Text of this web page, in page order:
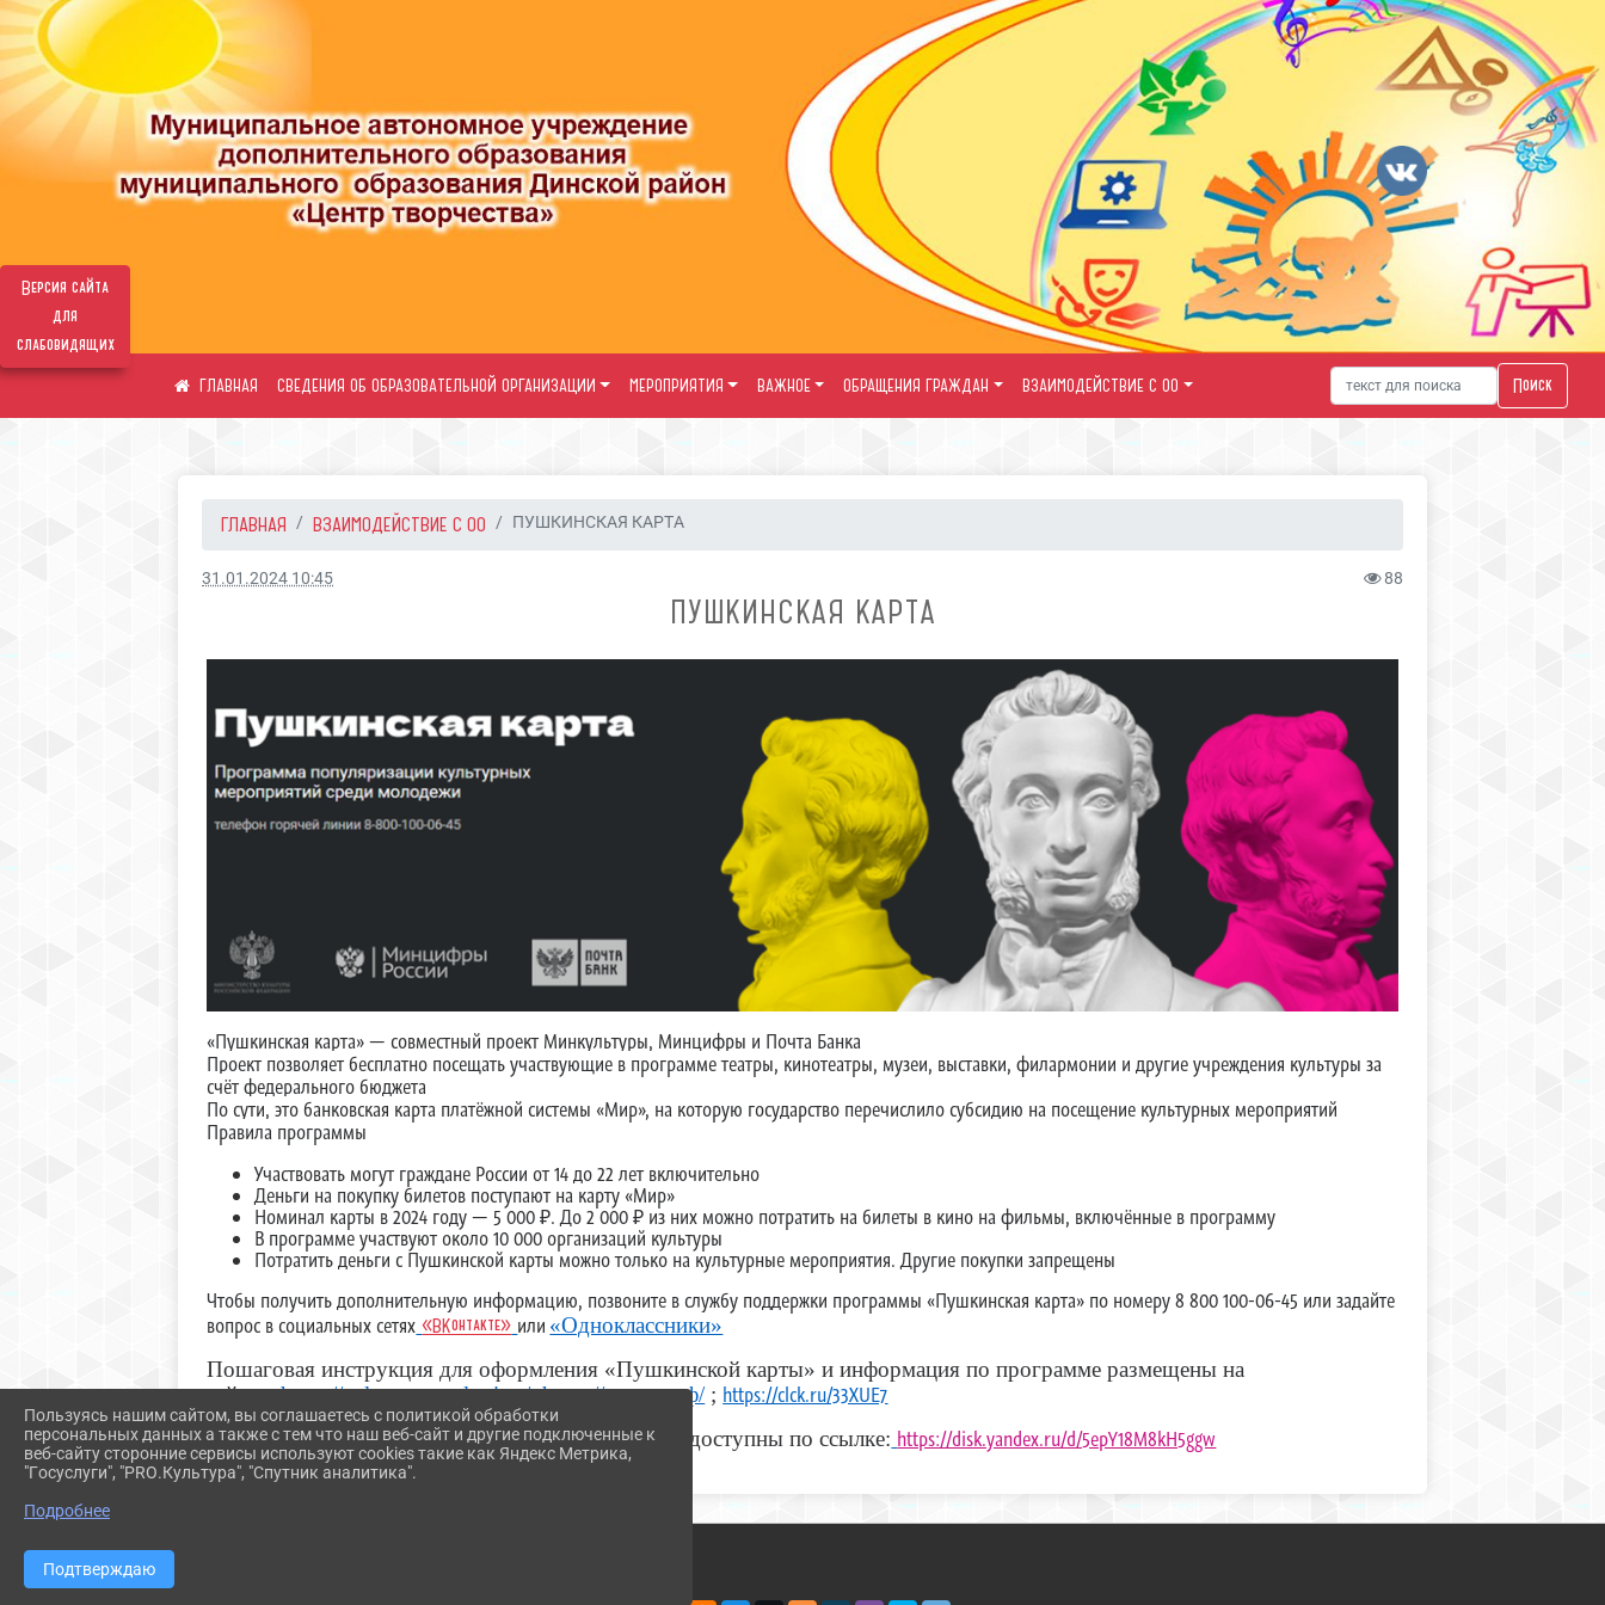
Версия сайта
для
слабовидящих
СВЕДЕНИЯ ОБ ОБРАЗОВАТЕЛЬНОЙ ОРГАНИЗАЦИИ МЕРОПРИЯТИЯ ВАЖНОЕ ОБРАЩЕНИЯ ГРАЖДАН ВЗАИМОДЕЙСТВИЕ С ОО Поиск
ГЛАВНАЯ ВЗАИМОДЕЙСТВИЕ С ОО ПУШКИНСКАЯ КАРТА
31.01.2024 10:45 88
ПУШКИНСКАЯ КАРТА
«Пушкинская карта» — совместный проект Минкультуры, Минцифры и Почта Банка
Проект позволяет бесплатно посещать участвующие в программе театры, кинотеатры, музеи, выставки, филармонии и другие учреждения культуры за
счёт федерального бюджета
По сути, это банковская карта платёжной системы «Мир», на которую государство перечислило субсидию на посещение культурных мероприятий
Правила программы
Участвовать могут граждане России от 14 до 22 лет включительно
Деньги на покупку билетов поступают на карту «Мир»
Номинал карты в 2024 году — 5 000 ₽. До 2 000 ₽ из них можно потратить на билеты в кино на фильмы, включённые в программу
В программе участвуют около 10 000 организаций культуры
Потратить деньги с Пушкинской карты можно только на культурные мероприятия. Другие покупки запрещены
Чтобы получить дополнительную информацию, позвоните в службу поддержки программы «Пушкинская карта» по номеру 8 800 100-06-45 или задайте
вопрос в социальных сетях «ВКонтакте» или «Одноклассники»
Пошаговая инструкция для оформления «Пушкинской карты» и информация по программе размещены на
сайтах:https://culture.gosuslugi.ru/;https://пушка.рф/ ; https://clck.ru/33XUE7
Визуальные рекламные материалы по программе доступны по сcылке: https://disk.yandex.ru/d/5epY18M8kH5ggw
Пользуясь нашим сайтом, вы соглашаетесь с политикой обработки
персональных данных а также с тем что наш веб-сайт и другие подключенные к
веб-сайту сторонние сервисы используют cookies такие как Яндекс Метрика,
"Госуслуги", "PRO.Культура", "Спутник аналитика".
Подробнее
Подтверждаю